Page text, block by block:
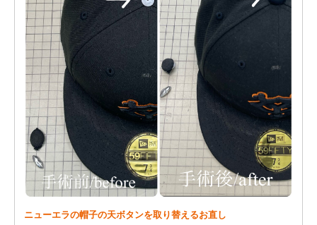
ニューエラの帽子の天ボタンを取り替えるお直し